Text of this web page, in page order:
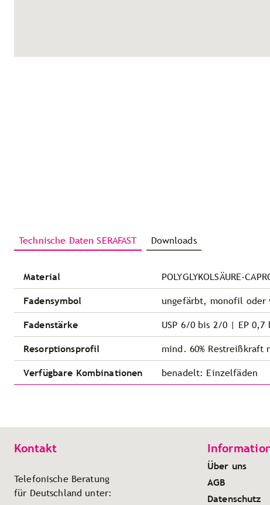
Technische Daten SERAFAST Downloads
Material POLYGLYKOLSÄURE-
Fadensymbol ungefärbt, monofil
Fadenstärke USP 6/0 bis 2/0 | EP 0,7
Resorptionsprofil mind. 60% Restreißkraft
Verfügbare Kombinationen benadelt: Einzelfäden
Kontakt
Telefonische Beratung
für Deutschland unter:
Über uns
AGB
Datenschutz